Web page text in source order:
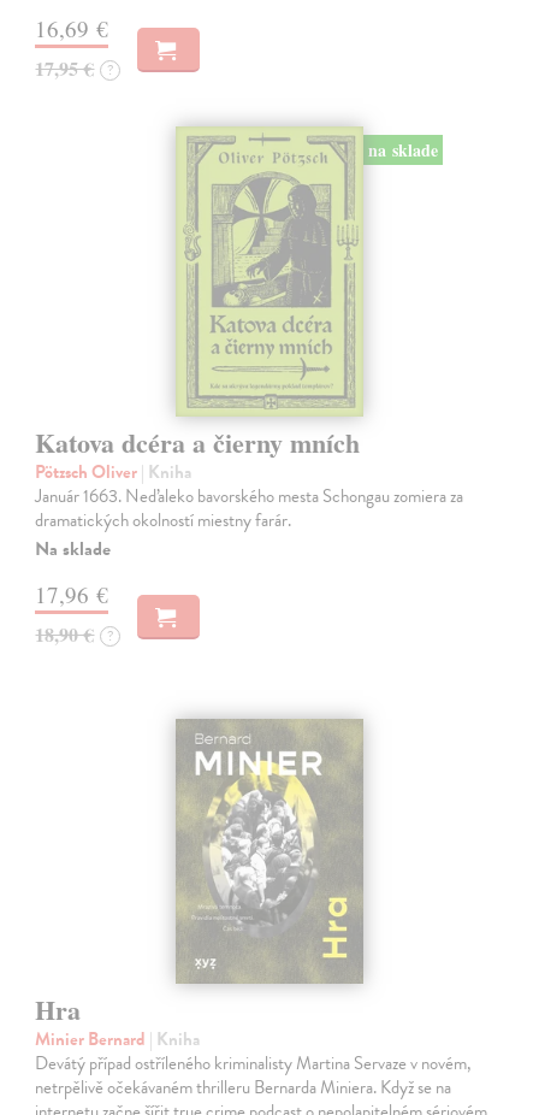
16,69 €
17,95 € ?
na sklade
Katova dcéra a čierny mních
Pötzsch Oliver| Kniha
Január 1663. Neďaleko bavorského mesta Schongau zomiera za
dramatických okolností miestny farár.
Na sklade
17,96 €
18,90 € ?
Hra
Minier Bernard | Kniha
Devátý případ ostříleného kriminalisty Martina Servaze v novém,
netrpělivě očekávaném thrilleru Bernarda Miniera. Když se na